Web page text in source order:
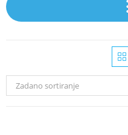
Zadano sortiranje